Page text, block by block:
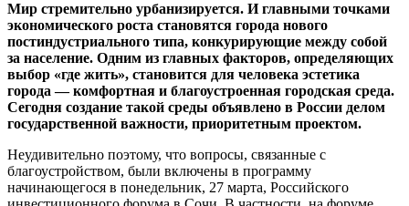
Мир стремительно урбанизируется. И главными точками
экономического роста становятся города нового
постиндустриального типа, конкурирующие между собой
за население. Одним из главных факторов, определяющих
выбор «где жить», становится для человека эстетика
города — комфортная и благоустроенная городская среда.
Сегодня создание такой среды объявлено в России делом
государственной важности, приоритетным проектом.
Неудивительно поэтому, что вопросы, связанные с
благоустройством, были включены в программу
начинающегося в понедельник, 27 марта, Российского